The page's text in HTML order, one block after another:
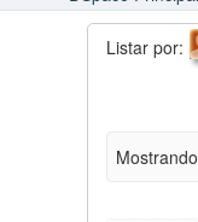
Listar por: